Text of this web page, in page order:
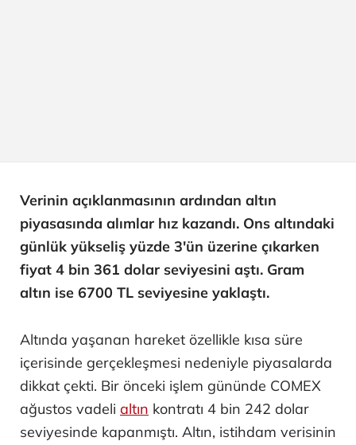
Verinin açıklanmasının ardından altın
piyasasında alımlar hız kazandı. Ons altındaki
günlük yükseliş yüzde 3'ün üzerine çıkarken
fiyat 4 bin 361 dolar seviyesini aştı. Gram
altın ise 6700 TL seviyesine yaklaştı.
Altında yaşanan hareket özellikle kısa süre
içerisinde gerçekleşmesi nedeniyle piyasalarda
dikkat çekti. Bir önceki işlem gününde COMEX
ağustos vadeli altın kontratı 4 bin 242 dolar
seviyesinde kapanmıştı. Altın, istihdam verisinin